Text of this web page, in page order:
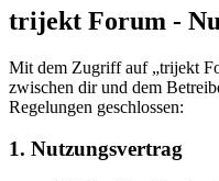
trijekt Forum -
Mit dem Zugriff auf „trijekt
zwischen dir und dem
Regelungen geschlossen:
1. Nutzungsvertrag